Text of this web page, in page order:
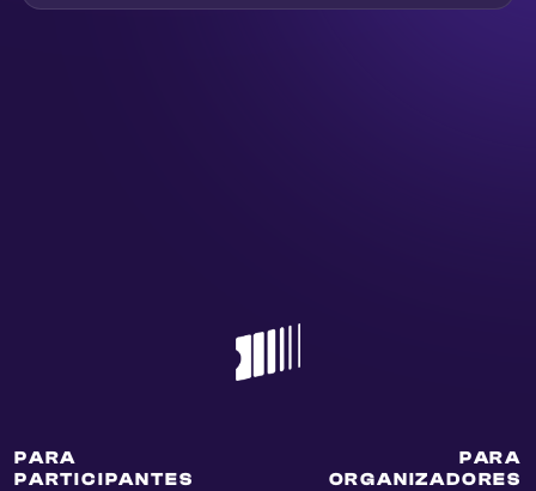
PARA
PARTICIPANTES
PARA
ORGANIZADORES